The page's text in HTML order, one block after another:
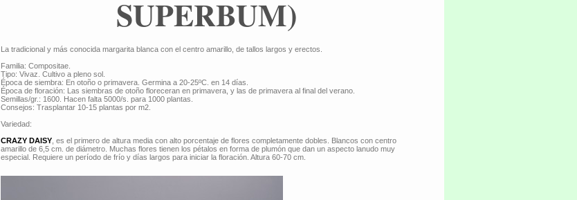
SUPERBUM)
La tradicional y más conocida margarita blanca con el centro amarillo, de tallos largos y erectos.
Familia: Compositae.
Tipo: Vivaz. Cultivo a pleno sol.
Época de siembra: En otoño o primavera. Germina a 20-25ºC. en 14 días.
Época de floración: Las siembras de otoño floreceran en primavera, y las de primavera al final del verano.
Semillas/gr.: 1600. Hacen falta 5000/s. para 1000 plantas.
Consejos: Trasplantar 10-15 plantas por m2.
Variedad:
CRAZY DAISY, es el primero de altura media con alto porcentaje de flores completamente dobles. Blancos con centro
amarillo de 6,5 cm. de diámetro. Muchas flores tienen los pétalos en forma de plumón que dan un aspecto lanudo muy
especial. Requiere un período de frío y días largos para iniciar la floración. Altura 60-70 cm.